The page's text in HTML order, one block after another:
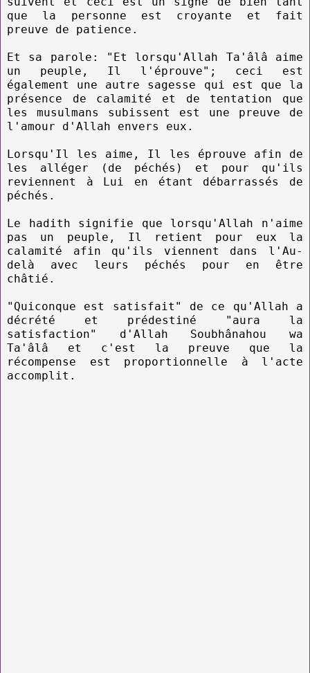
que la personne est croyante et fait
preuve de patience.
Et sa parole: "Et lorsqu'Allah Ta'âlâ aime
un peuple, Il l'éprouve"; ceci est
également une autre sagesse qui est que la
présence de calamité et de tentation que
les musulmans subissent est une preuve de
l'amour d'Allah envers eux.
Lorsqu'Il les aime, Il les éprouve afin de
les alléger (de péchés) et pour qu'ils
reviennent à Lui en étant débarrassés de
péchés.
Le hadith signifie que lorsqu'Allah n'aime
pas un peuple, Il retient pour eux la
calamité afin qu'ils viennent dans l'Au-
delà avec leurs péchés pour en être
châtié.
"Quiconque est satisfait" de ce qu'Allah a
décrété et prédestiné "aura la
satisfaction" d'Allah Soubhânahou wa
Ta'âlâ et c'est la preuve que la
récompense est proportionnelle à l'acte
accomplit.